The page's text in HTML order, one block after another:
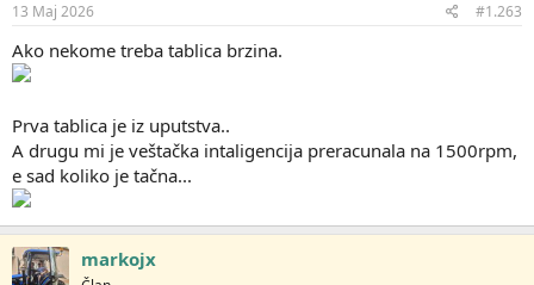
13 Maj 2026 #1.263
Ako nekome treba tablica brzina.
Prva tablica je iz uputstva..
A drugu mi je veštačka intaligencija preracunala na 1500rpm,
e sad koliko je tačna...
markojx